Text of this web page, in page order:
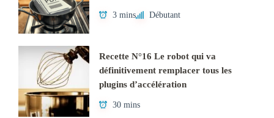
3 mins Débutant
Recette N°16 Le robot qui va
définitivement remplacer tous les
plugins d’accélération
30 mins